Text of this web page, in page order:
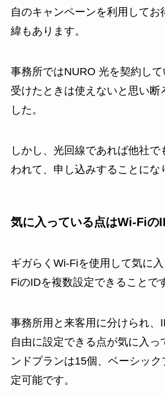
自のキャンペーンを利用してお
緯もあります。
事務所ではNURO 光を契約し
受けたときは使えないと思い断
した。
しかし、光回線であれば他社で
われて、申し込みすることにな
気に入っている点はWi-Fiの
ギガらくWi-Fiを使用して気に
FiのIDを複数設定できることで
事務所用と来客用に分けられ、
自由に設定できる点が気に入っ
ンドプランは15個、ベーシッ
定可能です。